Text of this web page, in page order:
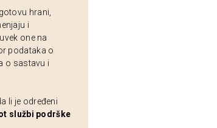
hrani,
i
one na
podataka o
o sastavu i
li je određeni
službi podrške